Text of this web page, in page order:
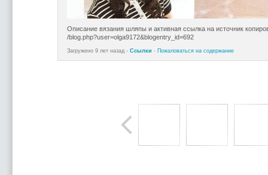
Описание вязания шляпы и активная ссылка на источник
/blog.php?user=olga9172&blogentry_id=692
Загружено 9 лет назад - Ссылки - Пожаловаться на содержание